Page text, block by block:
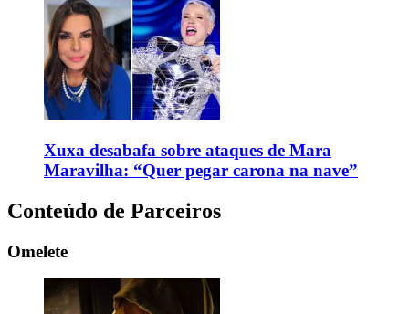
Xuxa desabafa sobre ataques de Mara
Maravilha: “Quer pegar carona na nave”
Conteúdo de Parceiros
Omelete